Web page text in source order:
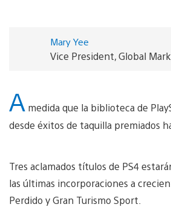
Mary Yee
Vice President, Global
A medida que la biblioteca de
desde éxitos de taquilla premiados
Tres aclamados títulos de PS4
las últimas incorporaciones a
Perdido y Gran Turismo Sport.